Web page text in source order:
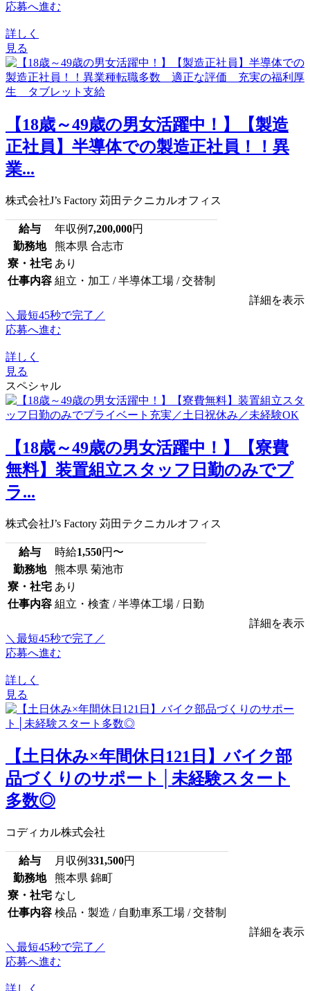
応募へ進む
詳しく
見る
【18歳～49歳の男女活躍中！】【製造
正社員】半導体での製造正社員！！異
業...
株式会社J’s Factory 苅田テクニカルオフィス
給与 年収例 7,200,000円
勤務地
熊本県 合志市
寮・社宅 あり
仕事内容 組立・加工 / 半導体工場 / 交替制
詳細を表示
＼最短45秒で完了／
応募へ進む
詳しく
見る
スペシャル
【18歳～49歳の男女活躍中！】【寮費
無料】装置組立スタッフ日勤のみでプ
ラ...
株式会社J’s Factory 苅田テクニカルオフィス
給与 時給1,550円〜
勤務地
熊本県 菊池市
寮・社宅 あり
仕事内容 組立・検査 / 半導体工場 / 日勤
詳細を表示
＼最短45秒で完了／
応募へ進む
詳しく
見る
【土日休み×年間休日121日】バイク部
品づくりのサポート│未経験スタート
多数◎
コディカル株式会社
給与 月収例331,500円
勤務地
熊本県 錦町
寮・社宅 なし
仕事内容 検品・製造 / 自動車系工場 / 交替制
詳細を表示
＼最短45秒で完了／
応募へ進む
詳しく